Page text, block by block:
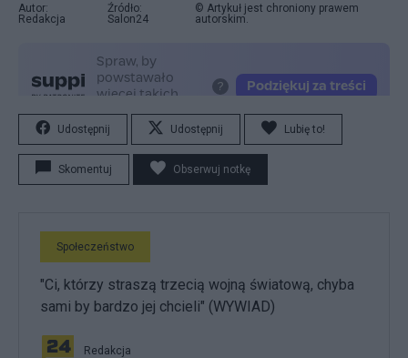
Autor:
Redakcja
Źródło:
Salon24
© Artykuł jest chroniony prawem
autorskim.
Udostępnij Udostępnij Lubię to!
Skomentuj Obserwuj notkę
Społeczeństwo
"Ci, którzy straszą trzecią wojną światową, chyba
sami by bardzo jej chcieli" (WYWIAD)
Redakcja